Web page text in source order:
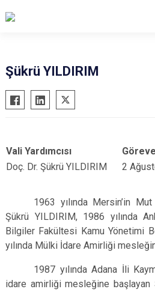
Şükrü YILDIRIM
Vali Yardımcısı
Doç. Dr. Şükrü YILDIRIM
2
1963 yılında Mersin’in
Şükrü YILDIRIM, 1986 yılında
Bilgiler Fakültesi Kamu Yönetimi
yılında Mülki İdare Amirliği
1987 yılında Adana İli
idare amirliği mesleğine başlayan